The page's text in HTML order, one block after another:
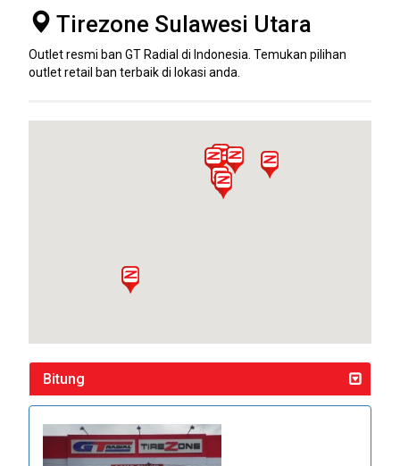
Tirezone Sulawesi Utara
Outlet resmi ban GT Radial di Indonesia. Temukan pilihan
outlet retail ban terbaik di lokasi anda.
Bitung